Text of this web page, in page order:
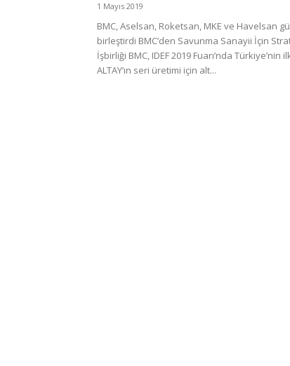
1 Mayıs 2019
BMC, Aselsan, Roketsan, MKE ve Havelsan
birleştirdi BMC’den Savunma Sanayii İçin
İşbirliği BMC, IDEF 2019 Fuarı’nda Türkiye’nin
ALTAY’ın seri üretimi için alt...